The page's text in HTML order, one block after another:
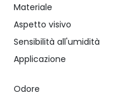
Materiale
Aspetto visivo
Sensibilità all'umidità
Applicazione
Odore